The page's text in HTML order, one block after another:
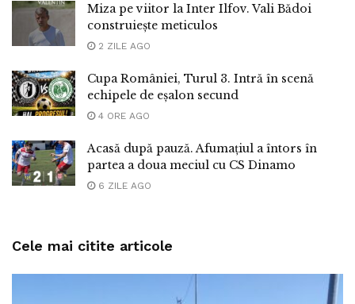
Miza pe viitor la Inter Ilfov. Vali Bădoi
construiește meticulos
2 ZILE AGO
Cupa României, Turul 3. Intră în scenă
echipele de eșalon secund
4 ORE AGO
Acasă după pauză. Afumațiul a întors în
partea a doua meciul cu CS Dinamo
6 ZILE AGO
Cele mai citite articole